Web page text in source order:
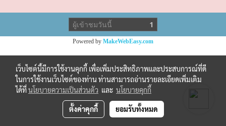
ผู้เข้าชมวันนี้ 1
Powered by MakeWebEasy.com
เว็บไซต์นี้มีการใช้งานคุกกี้ เพื่อเพิ่มประสิทธิภาพและประสบการณ์ที่ดี
ในการใช้งานเว็บไซต์ของท่าน ท่านสามารถอ่านรายละเอียดเพิ่มเติม
ได้ที่นโยบายความเป็นส่วนตัว และ นโยบายคุกกี้
ตั้งค่าคุกกี้ ยอมรับทั้งหมด